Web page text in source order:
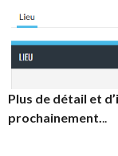
Plus de détail et
prochainement...